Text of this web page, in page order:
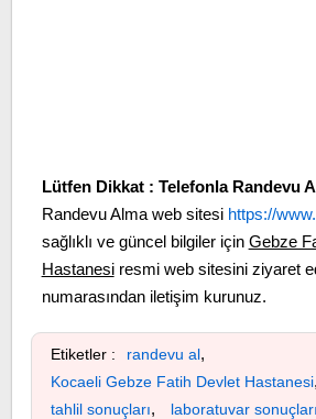
Lütfen Dikkat : Telefonla Randevu
Randevu Alma web sitesi https://
sağlıklı ve güncel bilgiler için Gebze
Hastanesiresmi web sitesini ziyaret
numarasından iletişim kurunuz.
Etiketler : randevu al,
Kocaeli Gebze Fatih Devlet Hastanesi,
tahlil sonuçları, laboratuvar sonuçları